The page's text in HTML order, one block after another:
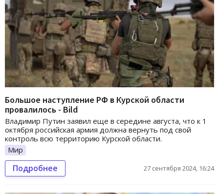
Большое наступление РФ в Курской области
провалилось - Bild
Владимир Путин заявил еще в середине августа, что к 1
октября российская армия должна вернуть под свой
контроль всю территорию Курской области.
Мир
Подробнее 27 сентября 2024, 16:24